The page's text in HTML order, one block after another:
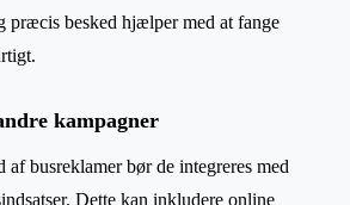
præcis besked hjælper med at fange
kampagner
af busreklamer bør de integreres med
Dette kan inkludere online